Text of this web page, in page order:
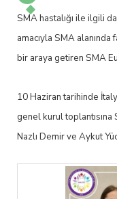
SMA hastalığı ile ilgili
amacıyla SMA
bir araya getiren SMA
10 Haziran tarihinde
genel kurul
Nazlı Demir ve Aykut